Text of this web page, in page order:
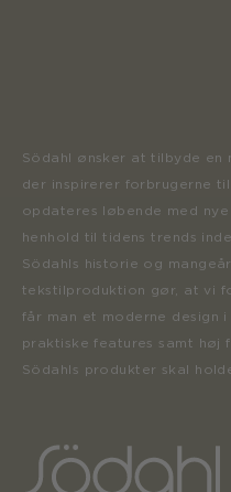
Södahl ønsker at tilbyde
der inspirerer forbrugerne
opdateres løbende med
henhold til tidens trends
Södahls historie og
tekstilproduktion gør, at vi
får man et moderne design
praktiske features samt høj
Södahls produkter skal